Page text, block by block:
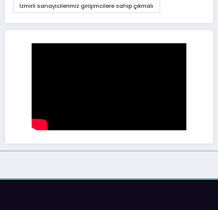
İzmirli sanayicilerimiz girişimcilere sahip çıkmalı